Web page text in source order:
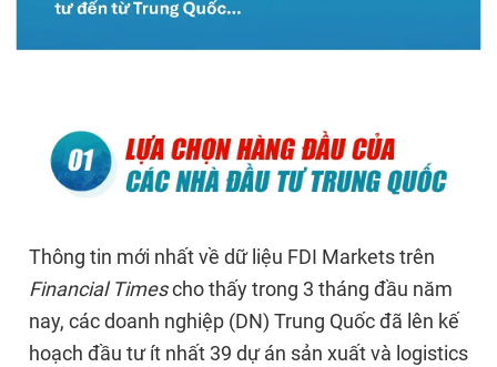
Thông tin mới nhất về dữ liệu FDI Markets trên
Financial Timescho thấy trong 3 tháng đầu năm
nay, các doanh nghiệp (DN) Trung Quốc đã lên kế
hoạch đầu tư ít nhất 39 dự án sản xuất và logistics